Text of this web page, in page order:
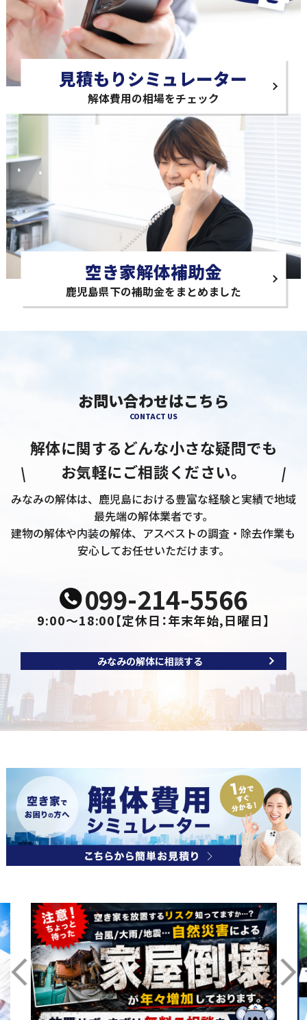
見積もりシミュレーター
解体費用の相場をチェック
空き家解体補助金
鹿児島県下の補助金をまとめました
お問い合わせはこちら
CONTACT US
解体に関するどんな小さな疑問でも
お気軽にご相談ください。
みなみの解体は、鹿児島における豊富な経験と実績で地域
最先端の解体業者です。
建物の解体や内装の解体、アスベストの調査・除去作業も
安心してお任せいただけます。
099-214-5566
9:00～18:00【定休日：年末年始,日曜日】
みなみの解体に相談する